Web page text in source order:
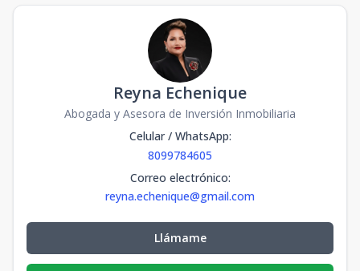
Reyna Echenique
Abogada y Asesora de Inversión Inmobiliaria
Celular / WhatsApp:
8099784605
Correo electrónico:
reyna.echenique@gmail.com
Llámame